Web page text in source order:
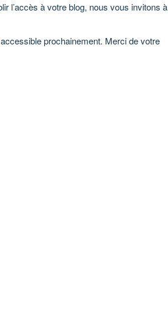
l’accès à votre blog, nous vous invitons à
prochainement. Merci de votre